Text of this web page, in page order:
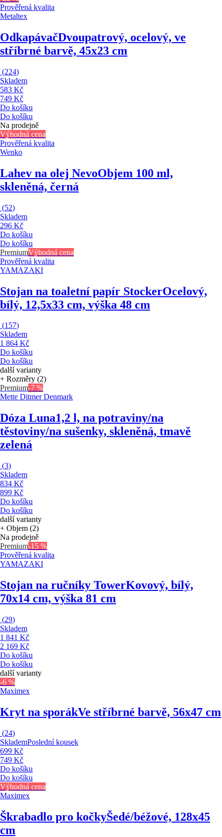
Prověřená kvalita
Metaltex
OdkapávačDvoupatrový, ocelový, ve
stříbrné barvě, 45x23 cm
(224)
Skladem
583 Kč
749 Kč
Do košíku
Do košíku
Na prodejně
Výhodná cena
Prověřená kvalita
Wenko
Lahev na olej NevoObjem 100 ml,
skleněná, černá
(52)
Skladem
296 Kč
Do košíku
Do košíku
PremiumVýhodná cena
Prověřená kvalita
YAMAZAKI
Stojan na toaletní papír StockerOcelový,
bílý, 12,5x33 cm, výška 48 cm
(157)
Skladem
1 864 Kč
Do košíku
Do košíku
další varianty
+ Rozměry (2)
Premium-7 %
Mette Ditmer Denmark
Dóza Luna1,2 l, na potraviny/na
těstoviny/na sušenky, skleněná, tmavě
zelená
(3)
Skladem
834 Kč
899 Kč
Do košíku
Do košíku
další varianty
+ Objem (2)
Na prodejně
Premium-15 %
Prověřená kvalita
YAMAZAKI
Stojan na ručníky TowerKovový, bílý,
70x14 cm, výška 81 cm
(29)
Skladem
1 841 Kč
2 169 Kč
Do košíku
Do košíku
další varianty
-6 %
Maximex
Kryt na sporákVe stříbrné barvě, 56x47 cm
(24)
SklademPoslední kousek
699 Kč
749 Kč
Do košíku
Do košíku
Výhodná cena
Maximex
Škrabadlo pro kočkyŠedé/béžové, 128x45
cm